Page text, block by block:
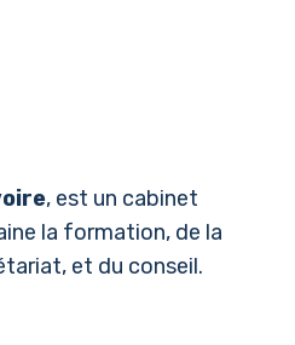
, est un cabinet
la formation, de la
et du conseil.